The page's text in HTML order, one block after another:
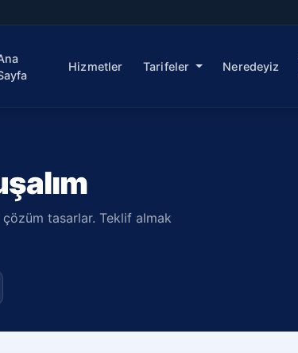
Hizmetler Tarifeler Neredeyiz
tasarlar. Teklif almak